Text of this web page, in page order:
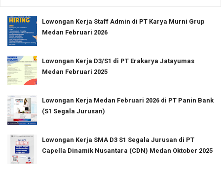
Lowongan Kerja Staff Admin di PT Karya Murni Grup
Medan Februari 2026
Lowongan Kerja D3/S1 di PT Erakarya Jatayumas
Medan Februari 2025
Lowongan Kerja Medan Februari 2026 di PT Panin Bank
(S1 Segala Jurusan)
Lowongan Kerja SMA D3 S1 Segala Jurusan di PT
Capella Dinamik Nusantara (CDN) Medan Oktober 2025